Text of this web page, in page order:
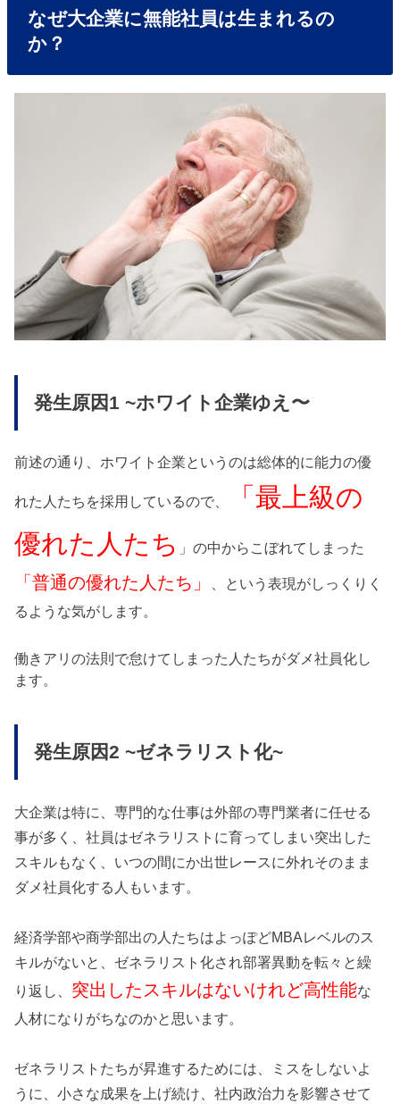
なぜ大企業に無能社員は生まれるの
か？
発生原因1 ~ホワイト企業ゆえ〜
前述の通り、ホワイト企業というのは総体的に能力の優
れた人たちを採用しているので、
「最上級の
優れた人たち
」の中からこぼれてしまった
「普通の優れた人たち」
、という表現がしっくりく
るような気がします。
働きアリの法則で怠けてしまった人たちがダメ社員化し
ます。
発生原因2 ~ゼネラリスト化~
大企業は特に、専門的な仕事は外部の専門業者に任せる
事が多く、社員はゼネラリストに育ってしまい突出した
スキルもなく、いつの間にか出世レースに外れそのまま
ダメ社員化する人もいます。
経済学部や商学部出の人たちはよっぽどMBAレベルのス
キルがないと、ゼネラリスト化され部署異動を転々と繰
り返し、 突出したスキルはないけれど高性能な
人材になりがちなのかと思います。
ゼネラリストたちが昇進するためには、ミスをしないよ
うに、小さな成果を上げ続け、社内政治力を影響させて